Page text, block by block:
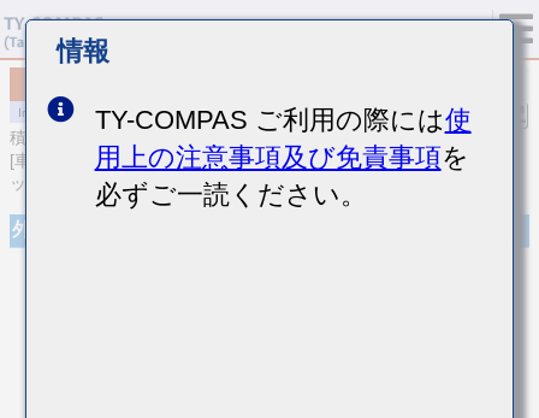
積層セラミックコンデンサ
[車載ボディ/インフォ＆高信頼用 (AEC-Q200 Qualified) 積層セラミ
ックコンデンサ (高誘電率系)]
外観
情報
TY-COMPAS ご利用の際には使
用上の注意事項及び免責事項を
必ずご一読ください。